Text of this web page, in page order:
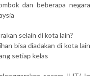
dan beberapa negara
selain di kota lain?
bisa diadakan di kota lain
setiap kelas